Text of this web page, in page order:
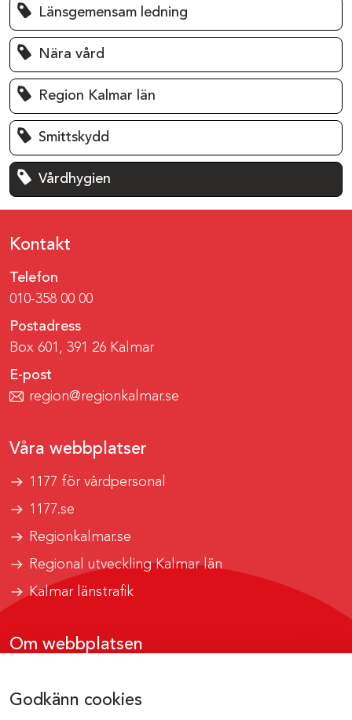
Godkänn cookies
Länsgemensam ledning
Nära vård
Region Kalmar län
Smittskydd
Vårdhygien
Kontakt
Telefon
010-358 00 00
Postadress
Box 601, 391 26 Kalmar
E-post
region@regionkalmar.se
Våra webbplatser
1177 för vårdpersonal
1177.se
Regionkalmar.se
Regional utveckling Kalmar län
Kalmar länstrafik
Om webbplatsen
Om cookies